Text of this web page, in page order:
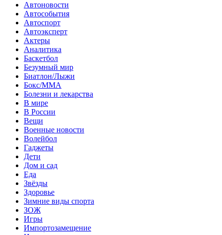
Автоновости
Автособытия
Автоспорт
Автоэксперт
Актеры
Аналитика
Баскетбол
Безумный мир
Биатлон/Лыжи
Бокс/MMA
Болезни и лекарства
В мире
В России
Вещи
Военные новости
Волейбол
Гаджеты
Дети
Дом и сад
Еда
Звёзды
Здоровье
Зимние виды спорта
ЗОЖ
Игры
Импортозамещение